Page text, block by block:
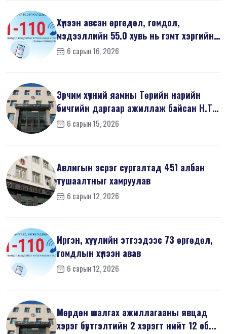
Хүлээн авсан өргөдөл, гомдол,
мэдээллийн 55.0 хувь нь гэмт хэргийн
шин...
6 сарын 16, 2026
Эрчим хүчний яамны Төрийн нарийн
бичгийн даргаар ажиллаж байсан Н.Т
на...6 сарын 15, 2026
Авлигын эсрэг сургалтад 451 албан
тушаалтныг хамруулав
6 сарын 12, 2026
Иргэн, хуулийн этгээдээс 73 өргөдөл,
гомдлын хүлээн авав
6 сарын 12, 2026
Мөрдөн шалгах ажиллагааны явцад
хэрэг бүртгэлтийн 2 хэрэгт нийт 12 об...